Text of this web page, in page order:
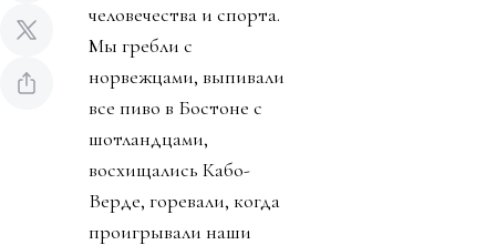
человечества и спорта.
Мы гребли с
норвежцами, выпивали
все пиво в Бостоне с
шотландцами,
восхищались Кабо-
Верде, горевали, когда
проигрывали наши